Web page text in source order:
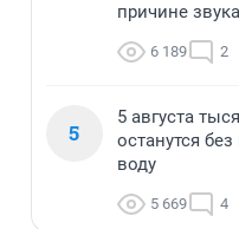
причине звука
6 189 2
5
5 августа
останутся
воду
5 669 4